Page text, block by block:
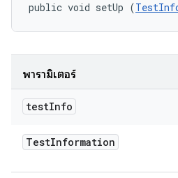
public void setUp (
พารามิเตอร์
testInfo
TestInformation